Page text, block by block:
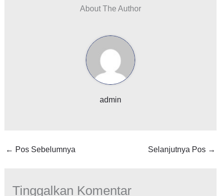
About The Author
admin
← Pos Sebelumnya Selanjutnya Pos →
Tinggalkan Komentar